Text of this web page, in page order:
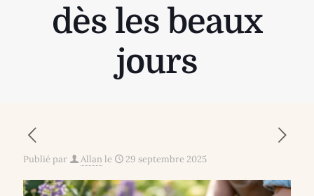
dès les beaux
jours
Publié par Allan le 29 septembre 2025